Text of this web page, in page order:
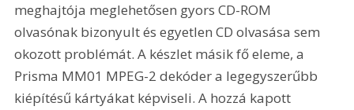
meghajtója meglehetősen gyors CD-ROM
olvasónak bizonyult és egyetlen CD olvasása sem
okozott problémát. A készlet másik fő eleme, a
Prisma MM01 MPEG-2 dekóder a legegyszerűbb
kiépítésű kártyákat képviseli. A hozzá kapott